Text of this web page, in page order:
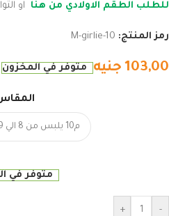
للطلب الطقم الاولادي من هنا او
رمز المنتج: M-girlie-10
103,00 جنيه متوفر في المخزون
متوفر في
-
+